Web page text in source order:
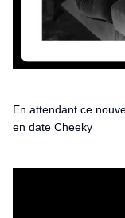
En attendant ce
en date Cheeky